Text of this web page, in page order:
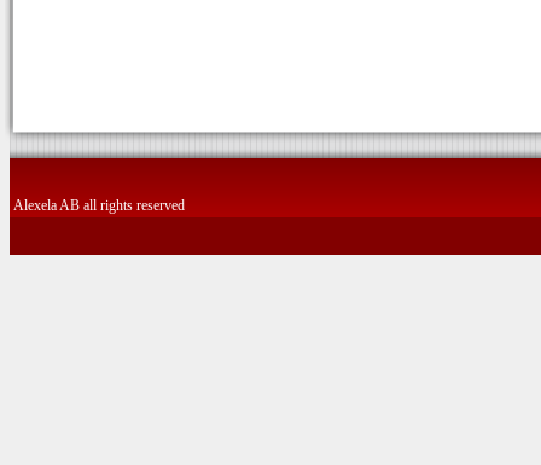
Alexela AB all rights reserved